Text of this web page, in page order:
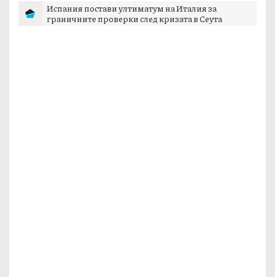
Испания постави ултиматум на Италия за
граничните проверки след кризата в Сеута